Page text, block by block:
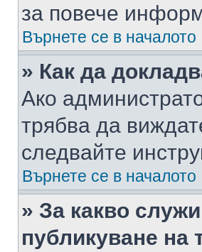
за повече
Върнете се в началото
» Как да
Ако
трябва да
следвайте
Върнете се в началото
» За какво
публикуване на